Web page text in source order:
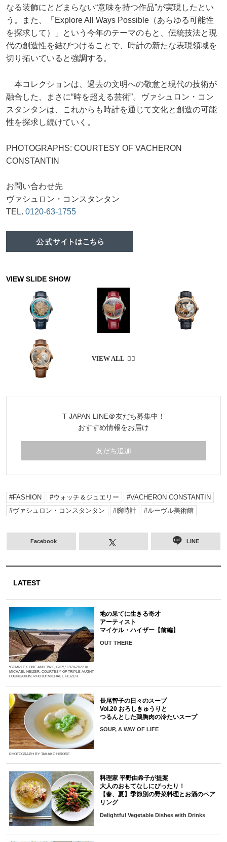
なる装飾にとどまらない“意味を持つ作品”が実現したとい
う。また、「Explore All Ways Possible（あらゆる可能性
を探求して）」という今年のテーマのもと、伝統技法と現
代の創造性を結びつけることで、時計の新たな表現領域を
切り拓いていると強調する。
本コレクションは、過去の文明への敬意と現代の技術が
融合した、まさに“時を超える芸術”。ヴァシュロン・コン
スタンタンは、これからも時計を通じて文化と創造の可能
性を探求し続けていく。
PHOTOGRAPHS: COURTESY OF VACHERON
CONSTANTIN
お問い合わせ先
ヴァシュロン・コンスタンタン
TEL.0120-63-1755
T JAPAN LINE＠友だち募集中！
おすすめ情報をお届け
友だち追加
FASHION ウォッチ＆ジュエリー
VACHERON CONSTANTIN
ヴァシュロン・コンスタンタン
腕時計 ルーヴル美術館
Facebook LINE
LATEST
“COMPLEX ONE AND TWO, CITY,” 1970-2022 ©
MICHAEL HEIZER. COURTESY OF TRIPLE AUGHT
FOUNDATION. PHOTO: MICHAEL HEIZER
地の果てに生きる奇才
アーティスト
マイケル・ハイザー【前編】
OUT THERE
PHOTOGRAPH BY TAKAKO HIROSE
長尾智子の日々のスープ
Vol.20 おろしきゅうりと
つるんとした鶏胸肉の冷たいスープ
SOUP, A WAY OF LIFE
料理家 平野由希子が提案
大人のおもてなしにぴったり！
【春、夏】季節別の野菜料理とお酒のペア
リング
Delightful Vegetable Dishes with Drinks